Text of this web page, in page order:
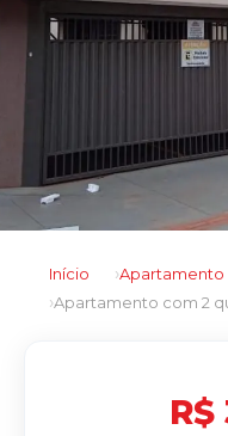
Início Apartamento
R$